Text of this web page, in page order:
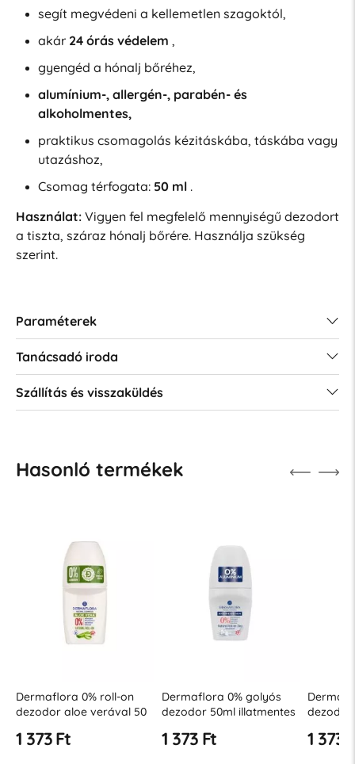
segít megvédeni a kellemetlen szagoktól,
akár 24 órás védelem ,
gyengéd a hónalj bőréhez,
alumínium-, allergén-, parabén- és
alkoholmentes,
praktikus csomagolás kézitáskába, táskába vagy
utazáshoz,
Csomag térfogata: 50 ml.
Használat:Vigyen fel megfelelő mennyiségű dezodort
a tiszta, száraz hónalj bőrére. Használja szükség
szerint.
Paraméterek
Tanácsadó iroda
Szállítás és visszaküldés
Hasonló termékek
Dermaflora 0% roll-on
dezodor aloe verával 50
1 373 Ft
Dermaflora 0% golyós
dezodor 50ml illatmentes
1 373 Ft
dezodor
1 373